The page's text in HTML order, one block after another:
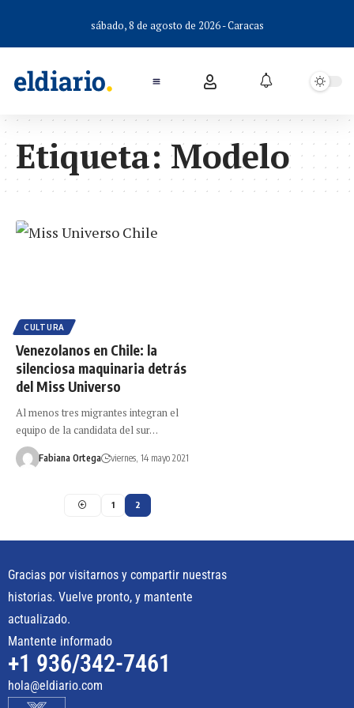
sábado, 8 de agosto de 2026 - Caracas
Etiqueta: Modelo
CULTURA
Venezolanos en Chile: la
silenciosa maquinaria detrás
del Miss Universo
Al menos tres migrantes integran el
equipo de la candidata del sur…
Fabiana Ortega viernes, 14 mayo 2021
1 2
Gracias por visitarnos y compartir nuestras
historias. Vuelve pronto, y mantente
actualizado.
Mantente informado
+1 936/342-7461
hola@eldiario.com